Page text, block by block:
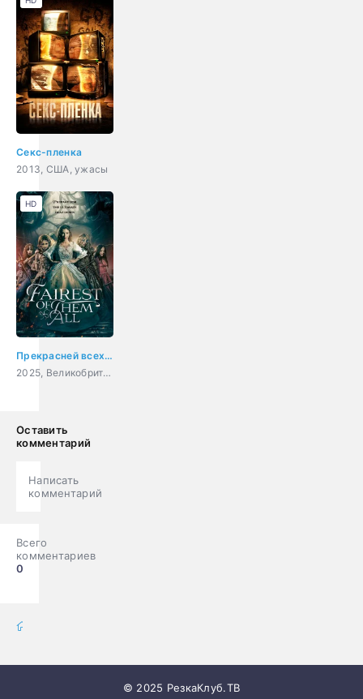
Секс-пленка
2013, США, ужасы
Прекрасней всех на свете
2025, Великобритания, ужасы, фэнтези
HD
Оставить
комментарий
Написать
комментарий
Всего
комментариев
0
© 2025 РезкаКлуб.ТВ